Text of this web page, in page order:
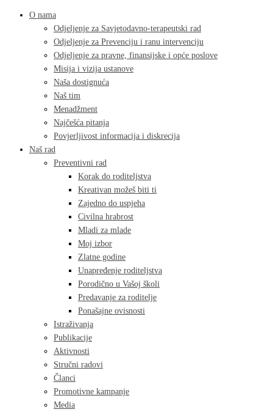
O nama
Odjeljenje za Savjetodavno-terapeutski rad
Odjeljenje za Prevenciju i ranu intervenciju
Odjeljenje za pravne, finansijske i opće poslove
Misija i vizija ustanove
Naša dostignuća
Naš tim
Menadžment
Najčešća pitanja
Povjerljivost informacija i diskrecija
Naš rad
Preventivni rad
Korak do roditeljstva
Kreativan možeš biti ti
Zajedno do uspjeha
Civilna hrabrost
Mladi za mlade
Moj izbor
Zlatne godine
Unapređenje roditeljstva
Porodično u Vašoj školi
Predavanje za roditelje
Ponašajne ovisnosti
Istraživanja
Publikacije
Aktivnosti
Stručni radovi
Članci
Promotivne kampanje
Media